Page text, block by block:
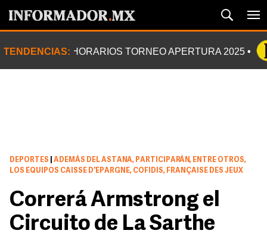
TENDENCIAS: HORARIOS TORNEO APERTURA 2025
DEPORTES
ADEMÁS DEL ASTANA, PARTICIPARÁN, ENTRE OTROS,
LOS EQUIPOS CAISSE D'EPARGNE, COFIDIS, FRANÇAISE DES JEUX
Correrá Armstrong el
Circuito de La Sarthe